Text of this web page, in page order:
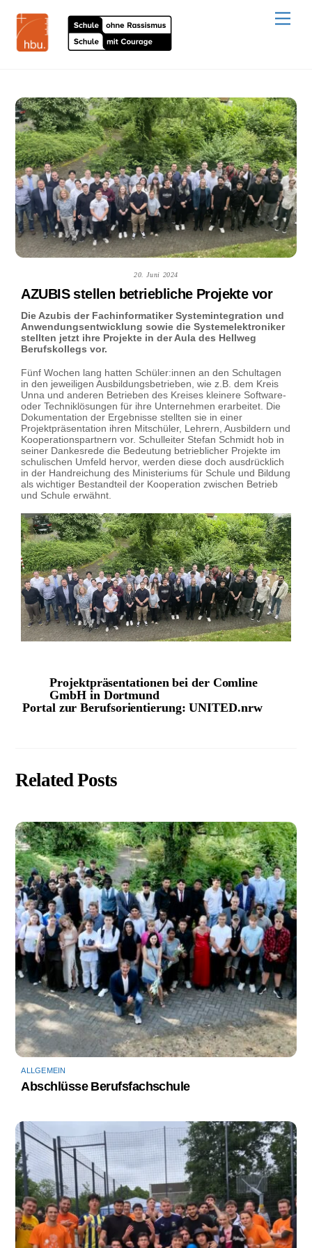
content
20. Juni 2024
AZUBIS stellen betriebliche Projekte vor
Die Azubis der Fachinformatiker Systemintegration und
Anwendungsentwicklung sowie die Systemelektroniker
stellten jetzt ihre Projekte in der Aula des Hellweg
Berufskollegs vor.
Fünf Wochen lang hatten Schüler:innen an den Schultagen
in den jeweiligen Ausbildungsbetrieben, wie z.B. dem Kreis
Unna und anderen Betrieben des Kreises kleinere Software-
oder Techniklösungen für ihre Unternehmen erarbeitet. Die
Dokumentation der Ergebnisse stellten sie in einer
Projektpräsentation ihren Mitschüler, Lehrern, Ausbildern und
Kooperationspartnern vor. Schulleiter Stefan Schmidt hob in
seiner Dankesrede die Bedeutung betrieblicher Projekte im
schulischen Umfeld hervor, werden diese doch ausdrücklich
in der Handreichung des Ministeriums für Schule und Bildung
als wichtiger Bestandteil der Kooperation zwischen Betrieb
und Schule erwähnt.
Projektpräsentationen bei der Comline
GmbH in Dortmund
Portal zur Berufsorientierung: UNITED.nrw
Related Posts
ALLGEMEIN
Abschlüsse Berufsfachschule